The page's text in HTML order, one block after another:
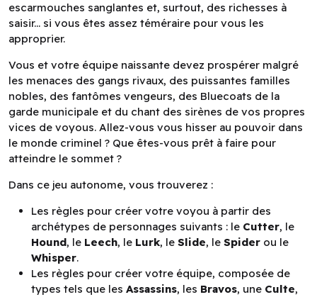
escarmouches sanglantes et, surtout, des richesses à
saisir... si vous êtes assez téméraire pour vous les
approprier.
Vous et votre équipe naissante devez prospérer malgré
les menaces des gangs rivaux, des puissantes familles
nobles, des fantômes vengeurs, des Bluecoats de la
garde municipale et du chant des sirènes de vos propres
vices de voyous. Allez-vous vous hisser au pouvoir dans
le monde criminel ? Que êtes-vous prêt à faire pour
atteindre le sommet ?
Dans ce jeu autonome, vous trouverez :
Les règles pour créer votre voyou à partir des
archétypes de personnages suivants : le Cutter, le
Hound, le Leech, le Lurk, le Slide, le Spider ou le
Whisper.
Les règles pour créer votre équipe, composée de
types tels que les Assassins, les Bravos, une Culte,